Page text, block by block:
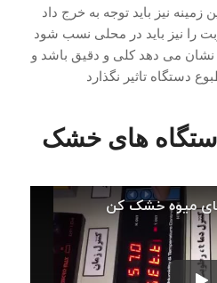
نیز باید توجه به خرج داد
را نیز باید در محلی نسب شود
می دهد کلی و دقیق باشد و
دستگاه تاثیر نگذارد
های خشک